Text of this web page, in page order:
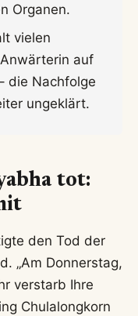
Organen.
vielen
auf
die Nachfolge
ungeklärt.
tot:
den Tod der
„Am Donnerstag,
verstarb Ihre
Chulalongkorn